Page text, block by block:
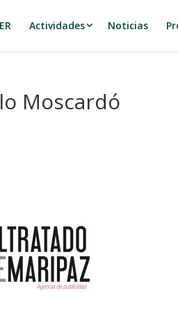
Actividades Noticias
Moscardó